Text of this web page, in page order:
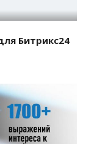
Битрикс24